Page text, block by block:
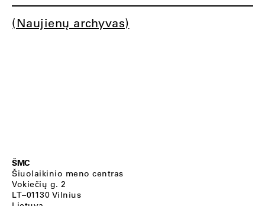
(Naujienų archyvas)
ŠMC
Šiuolaikinio meno centras
Vokiečių g. 2
LT–01130 Vilnius